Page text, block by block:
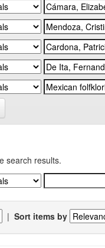
search results.
| Sort items by